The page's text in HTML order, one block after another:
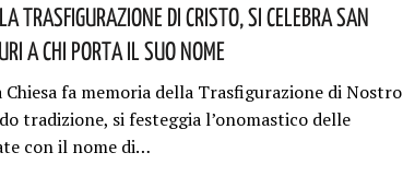
Trasfigurazione Di Cristo, Si Celebra San
A Chi Porta Il Suo Nome
Chiesa fa memoria della Trasfigurazione di Nostro
tradizione, si festeggia l’onomastico delle
con il nome di…